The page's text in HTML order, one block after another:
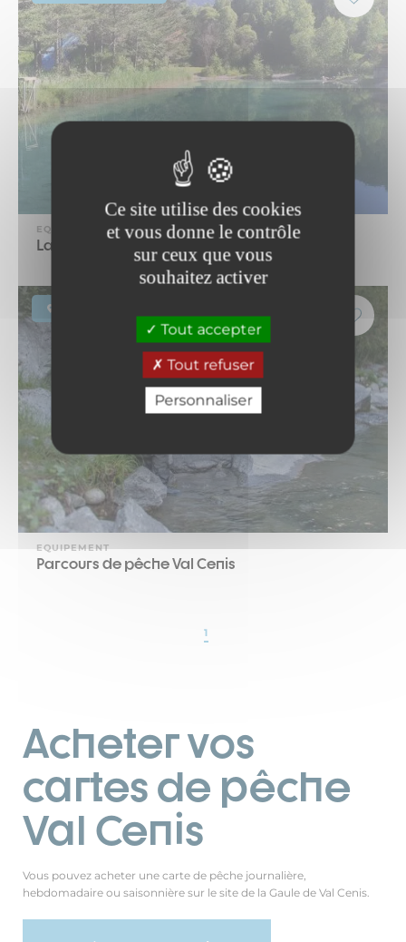
Ce site utilise des cookies
et vous donne le contrôle
sur ceux que vous
souhaitez activer
Tout accepter
Tout refuser
Personnaliser
EQUIPEMENT
Lac de pêche de Sollières
EQUIPEMENT
Parcours de pêche Val Cenis
1
Acheter vos
cartes de pêche
Val Cenis
Vous pouvez acheter une carte de pêche journalière,
hebdomadaire ou saisonnière sur le site de la Gaule de Val Cenis.